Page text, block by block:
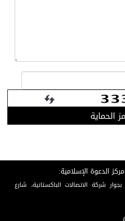
الحماية
الدعوة الإسلامية:
شركة الاتصالات الباكستانية، شارع